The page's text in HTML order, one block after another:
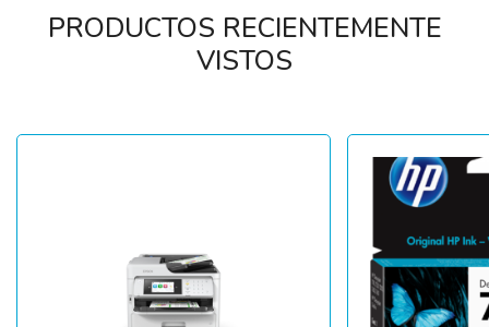
PRODUCTOS RECIENTEMENTE
VISTOS